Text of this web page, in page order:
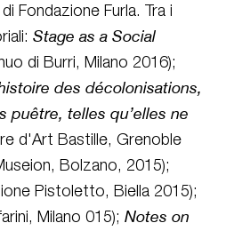
Fondazione Furla. Tra i
Stage as a Social
di Burri, Milano 2016);
des décolonisations,
puêtre, telles qu’elles ne
d'Art Bastille, Grenoble
Bolzano, 2015);
Pistoletto, Biella 2015);
Milano 015); Notes on